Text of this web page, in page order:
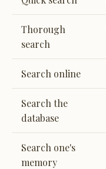
Thorough
search
Search online
Search the
database
Search one's
memory